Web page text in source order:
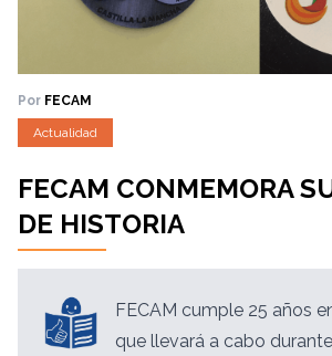
Por FECAM
Actualidad
FECAM CONMEMORA
DE HISTORIA
FECAM cumple 25 años
que llevará a cabo